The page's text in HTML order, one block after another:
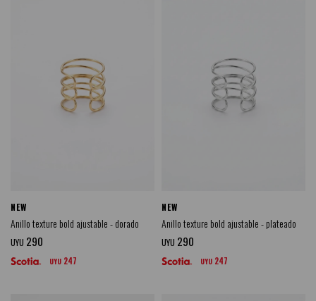
NEW
Anillo texture bold ajustable - dorado
UYU 290
UYU 247
NEW
Anillo texture bold ajustable - plateado
UYU 290
UYU 247